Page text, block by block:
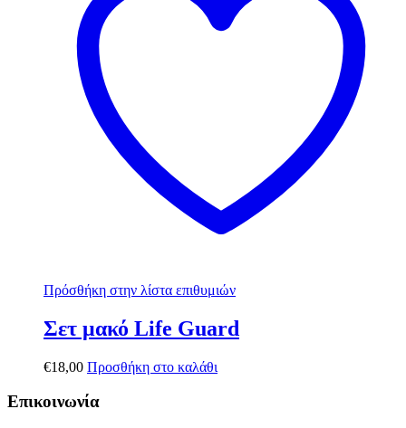
Πρόσθήκη στην λίστα επιθυμιών
Σετ μακό Life Guard
€18,00 Προσθήκη στο καλάθι
Επικοινωνία